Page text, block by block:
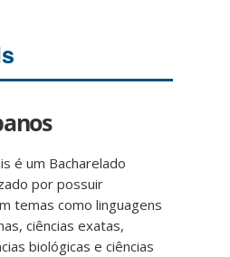
é um Bacharelado
por possuir
temas como linguagens
ciências exatas,
biológicas e ciências